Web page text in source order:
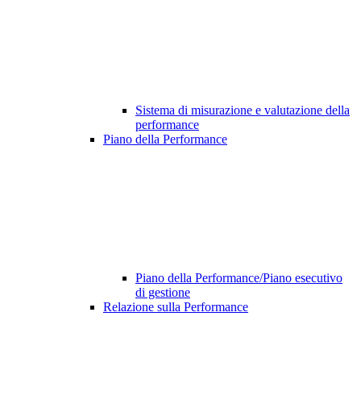
Sistema di misurazione e valutazione della
performance
Piano della Performance
Piano della Performance/Piano esecutivo
di gestione
Relazione sulla Performance